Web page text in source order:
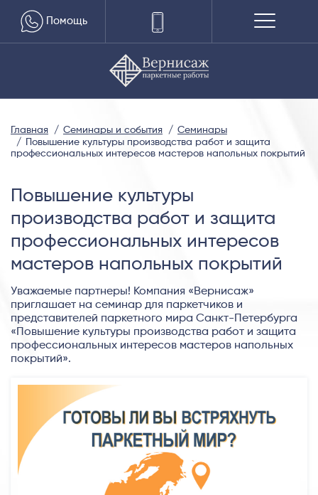
Помощь
Главная Семинары и события
Семинары
Повышение культуры производства работ и защита
профессиональных интересов мастеров напольных покрытий
Повышение культуры
производства работ и защита
профессиональных интересов
мастеров напольных покрытий
Уважаемые партнеры! Компания «Вернисаж»
приглашает на семинар для паркетчиков и
представителей паркетного мира Санкт-Петербурга
«Повышение культуры производства работ и защита
профессиональных интересов мастеров напольных
покрытий».